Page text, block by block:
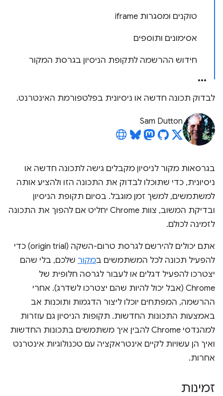
טוקנים ומסגרות iframe
אסימונים ותוספים
חידוש ההרשמה לתקופת הניסיון בגרסת המקור
לבדוק תכונה חדשה או ניסיונית בפלטפורמת האינטרנט.
Sam Dutton
בגרסאות מקור לניסיון מקבלים גישה לתכונה חדשה או
ניסיונית, כדי שתוכלו לבדוק את התכונה הזו ולהציע אותה
למשתמשים, למשך זמן מוגבל. בסיום תקופת הניסיון
ובדיקת המשוב, צוות Chrome יחליט אם להפוך את התכונה
לזמינה לכולם.
אתם יכולים להירשם לגרסת טרום-השקה (origin trial) כדי
להפעיל תכונה לכל המשתמשים במקור שלכם, בלי שהם
יצטרכו להפעיל דגלים או לעבור לגרסה חלופית של
Chrome (אבל יכול להיות שהם יצטרכו לשדרג). אחרי
ההרשמה, המפתחים יוכלו ליצור הדגמות ותוכנות אב
באמצעות התכונות החדשות. תקופות הניסיון גם עוזרות
למהנדסי Chrome להבין איך משתמשים בתכונות החדשות
ואיך הן עשויות לקיים אינטראקציה עם טכנולוגיות אינטרנט
אחרות.
זמינות